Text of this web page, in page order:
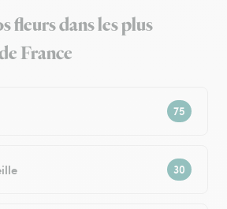
fleurs dans les plus
France